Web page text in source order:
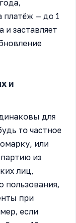
платёж — до 1
и заставляет
и
для
то частное
или
из
лиц,
пользования,
при
если